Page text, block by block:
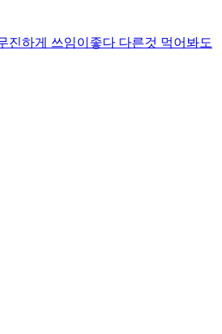
진하게 쓰임이좋다 다른것 먹어봐도